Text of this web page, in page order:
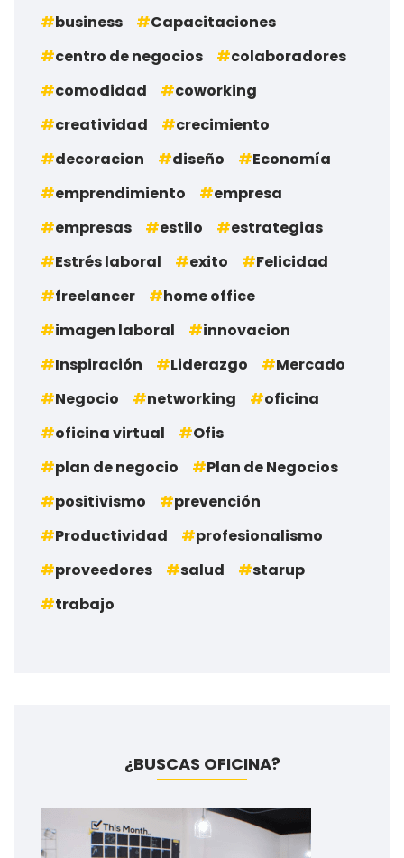
business
Capacitaciones
centro de negocios
colaboradores
comodidad
coworking
creatividad
crecimiento
decoracion
diseño
Economía
emprendimiento
empresa
empresas
estilo
estrategias
Estrés laboral
exito
Felicidad
freelancer
home office
imagen laboral
innovacion
Inspiración
Liderazgo
Mercado
Negocio
networking
oficina
oficina virtual
Ofis
plan de negocio
Plan de Negocios
positivismo
prevención
Productividad
profesionalismo
proveedores
salud
starup
trabajo
¿BUSCAS OFICINA?